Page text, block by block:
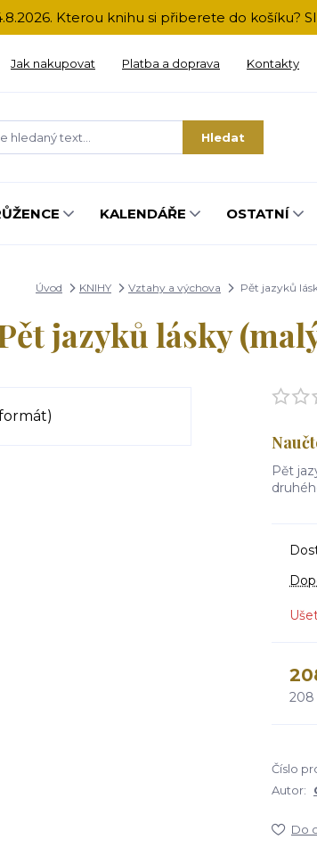
Kterou knihu si přiberete do košíku?
Jak nakupovat Platba a doprava Kontakty
Hledat
KALENDÁŘE OSTATNÍ
Úvod KNIHY Vztahy a výchova Pět jazyků
jazyků lásky
Pět
208
Číslo
Autor:
Do